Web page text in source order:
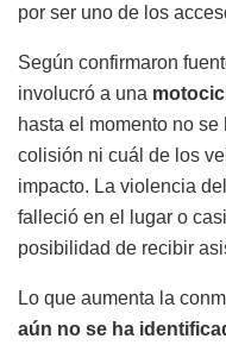
por ser uno de los
Según confirmaron
involucró a una
hasta el momento no
colisión ni cuál de los
impacto. La violencia
falleció en el lugar o
posibilidad de recibir
Lo que aumenta la
aún no se ha